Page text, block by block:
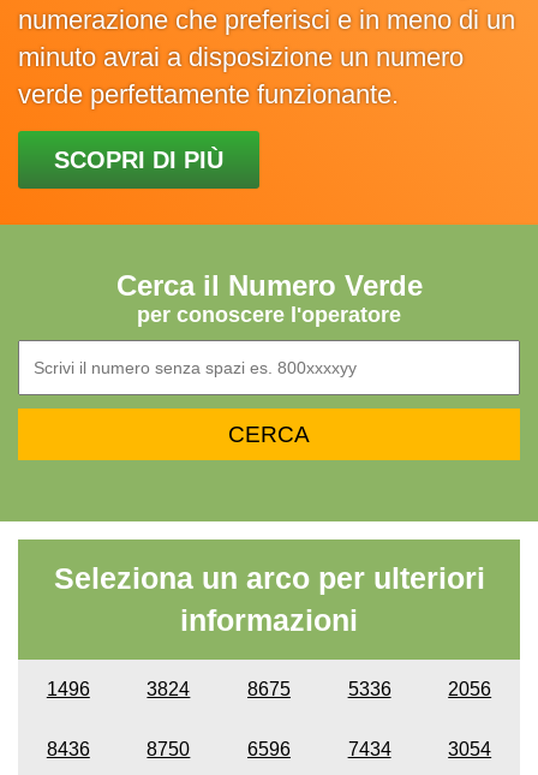
numerazione che preferisci e in meno di un
minuto avrai a disposizione un numero
verde perfettamente funzionante.
SCOPRI DI PIÙ
Cerca il Numero Verde
per conoscere l'operatore
Seleziona un arco per ulteriori
informazioni
1496 3824 8675 5336 2056
8436 8750 6596 7434 3054